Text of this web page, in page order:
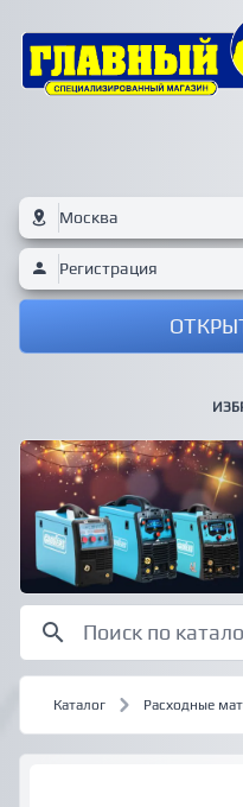
Москва
Регистрация
Каталог Расходные